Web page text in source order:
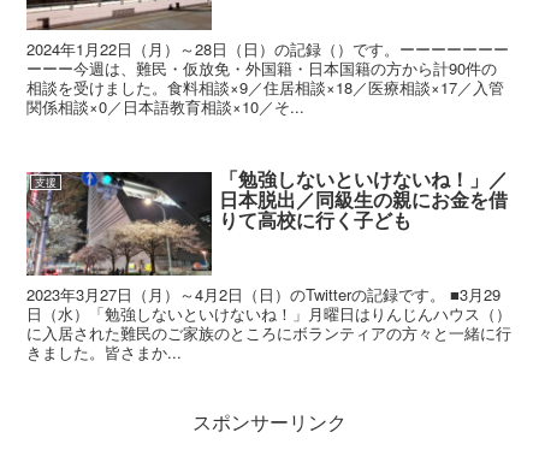
2024年1月22日（月）～28日（日）の記録（）です。ーーーーーーー
ーーー今週は、難民・仮放免・外国籍・日本国籍の方から計90件の
相談を受けました。食料相談×9／住居相談×18／医療相談×17／入管
関係相談×0／日本語教育相談×10／そ...
支援 「勉強しないといけないね！」／
日本脱出／同級生の親にお金を借
りて高校に行く子ども
2023年3月27日（月）～4月2日（日）のTwitterの記録です。 ■3月29
日（水）「勉強しないといけないね！」月曜日はりんじんハウス（）
に入居された難民のご家族のところにボランティアの方々と一緒に行
きました。皆さまか...
スポンサーリンク